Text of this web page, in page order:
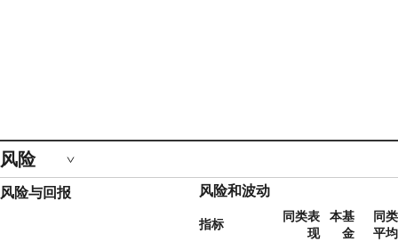
风险
风险与回报 风险和波动
指标
同类表
现
本基
金
同类
平均